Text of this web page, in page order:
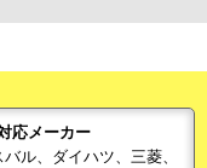
応メーカー
ル、ダイハツ、三菱、